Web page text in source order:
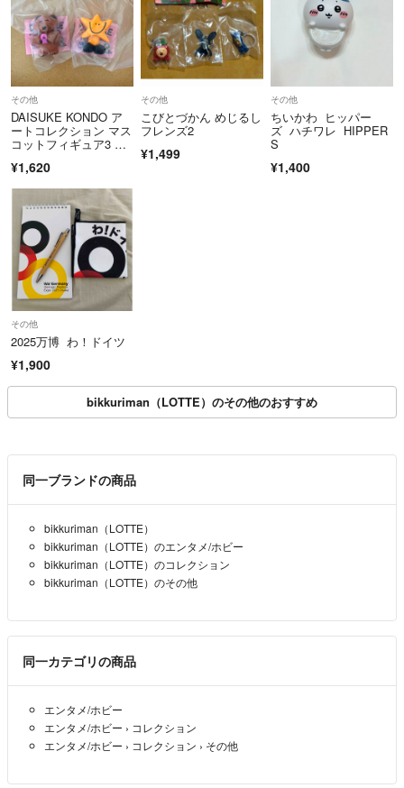
その他
DAISUKE KONDO ア
ートコレクション マス
コットフィギュア3 ダ
i kuma 星 くま セット
¥1,620
その他
こびとづかん めじるし
フレンズ2
¥1,499
その他
ちいかわ ヒッパー
ズ ハチワレ HIPPER
S
¥1,400
その他
2025万博 わ！ドイツ
¥1,900
bikkuriman（LOTTE）のその他のおすすめ
同一ブランドの商品
bikkuriman（LOTTE）
bikkuriman（LOTTE）のエンタメ/ホビー
bikkuriman（LOTTE）のコレクション
bikkuriman（LOTTE）のその他
同一カテゴリの商品
エンタメ/ホビー
エンタメ/ホビー › コレクション
エンタメ/ホビー › コレクション › その他